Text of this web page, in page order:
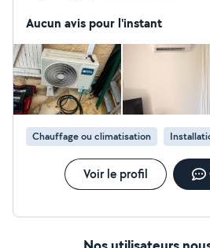
Aucun avis pour l'instant
Chauffage ou climatisation
Voir le profil